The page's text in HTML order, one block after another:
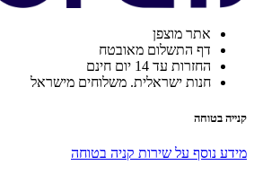
אתר מוצפן
דף התשלום מאובטח
החזרות עד 14 יום חינם
חנות ישראלית. משלוחים מישראל
קנייה בטוחה
מידע נוסף על שירות קניה בטוחה